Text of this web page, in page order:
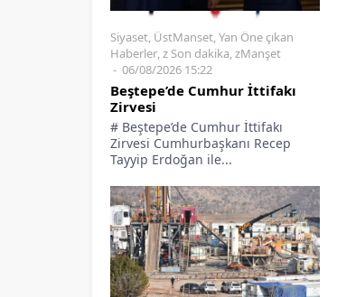
Siyaset, ÜstManset,Yan Öne çıkan
Haberler,z Son dakika,zManşet
06/08/2026 15:22
Beştepe’de Cumhur İttifakı
Zirvesi
# Beştepe’de Cumhur İttifakı
Zirvesi Cumhurbaşkanı Recep
Tayyip Erdoğan ile...